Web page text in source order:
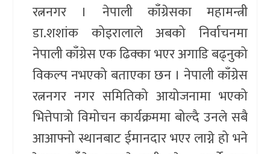
स्वास्थ्य/
रोचक
अन्तर्वार्ता
रत्ननगर । नेपाली काँग्रेसका महामन्त्री
डा.शशांक कोइरालाले अबको निर्वाचनमा
नेपाली काँग्रेस एक ढिक्का भएर अगाडि बढ्नुको
विकल्प नभएको बताएका छन । नेपाली काँग्रेस
रत्ननगर नगर समितिको आयोजनामा भएको
भित्तेपात्रो विमोचन कार्यक्रममा बोल्दै उनले सबै
आआफ्नो स्थानबाट ईमानदार भएर लाग्ने हो भने